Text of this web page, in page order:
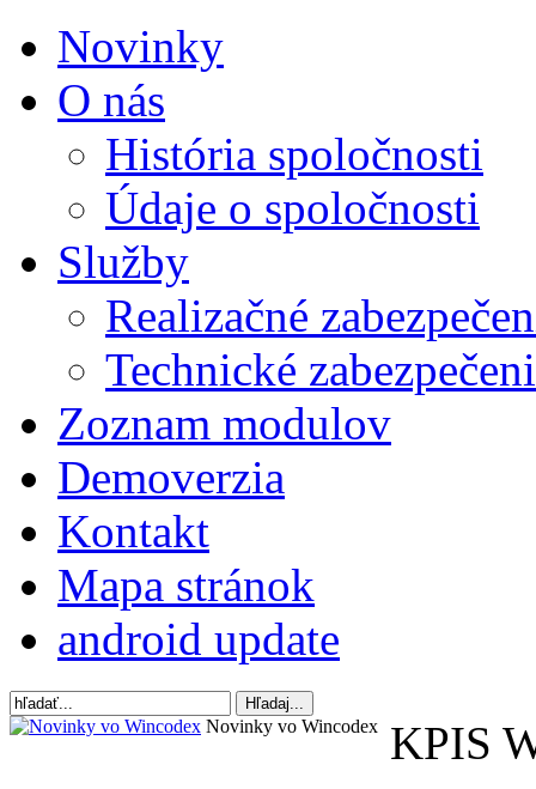
Novinky
O nás
História spoločnosti
Údaje o spoločnosti
Služby
Realizačné
Technické
Zoznam modulov
Demoverzia
Kontakt
Mapa stránok
android update
Novinky vo Wincodex
KPIS